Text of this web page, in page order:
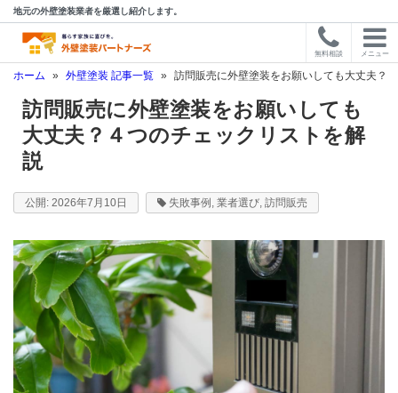
地元の外壁塗装業者を厳選し紹介します。
無料相談 メニュー
ホーム » 外壁塗装 記事一覧 » 訪問販売に外壁塗装をお願いしても大丈夫？
訪問販売に外壁塗装をお願いしても
大丈夫？４つのチェックリストを解
説
2026年7月10日 失敗事例 , 業者選び, 訪問販売